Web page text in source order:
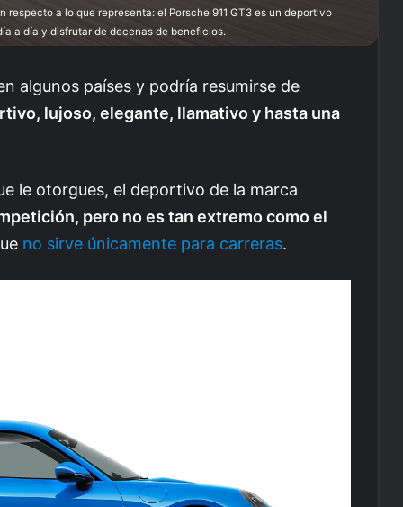
a lo que representa: el Porsche 911 GT3 es un deportivo
a día y disfrutar de decenas de beneficios.
algunos países y podría resumirse de
lujoso, elegante, llamativo y hasta una
le otorgues, el deportivo de la marca
pero no es tan extremo como el
no sirve únicamente para carreras.